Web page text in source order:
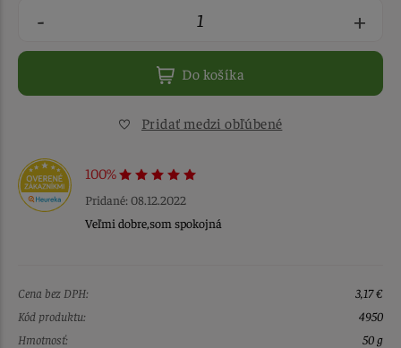
- +
Do košíka
Pridať medzi obľúbené
100%
Pridané: 08.12.2022
Veľmi dobre,som spokojná
Cena bez DPH:
3,17 €
Kód produktu:
4950
Hmotnosť:
50 g